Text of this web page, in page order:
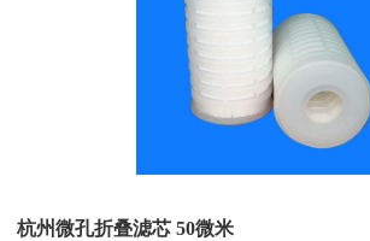
杭州微孔折叠滤芯 50微米